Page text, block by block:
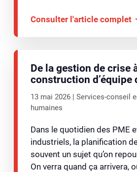
Consulter l'article complet
De la gestion de crise
construction d’équipe
13 mai 2026
Services-conseil
humaines
Dans le quotidien des PME
industriels, la planification
souvent un sujet qu’on
On verra quand ça arrivera,